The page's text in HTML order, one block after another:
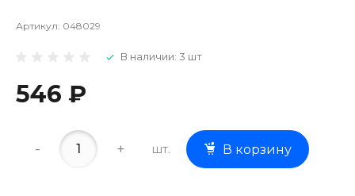
Артикул: 048029
В наличии: 3 шт
546 ₽
- + шт. В корзину